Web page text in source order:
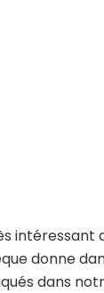
intéressant
donne
dans